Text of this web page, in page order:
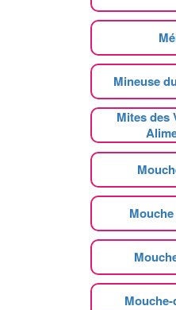
Mineuse
Mites des